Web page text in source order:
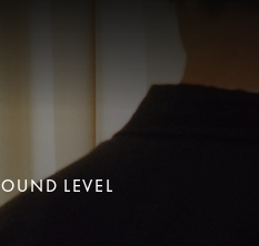
LEVEL